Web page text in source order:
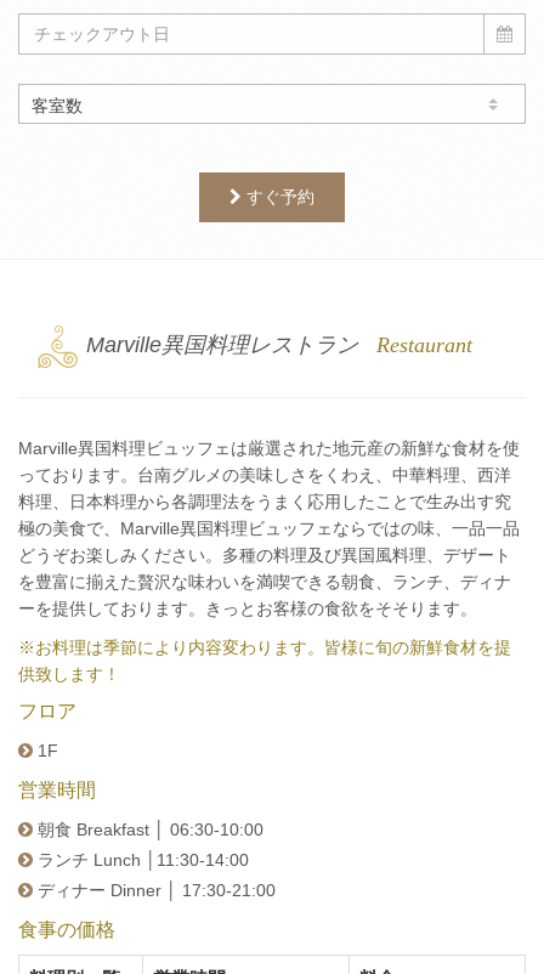
すぐ予約
3 Marville異国料理レストラン Restaurant
Marville異国料理ビュッフェは厳選された地元産の新鮮な食材を使
っております。台南グルメの美味しさをくわえ、中華料理、西洋
料理、日本料理から各調理法をうまく応用したことで生み出す究
極の美食で、Marville異国料理ビュッフェならではの味、一品一品
どうぞお楽しみください。多種の料理及び異国風料理、デザート
を豊富に揃えた贅沢な味わいを満喫できる朝食、ランチ、ディナ
ーを提供しております。きっとお客様の食欲をそそります。
※お料理は季節により内容変わります。皆様に旬の新鮮食材を提
供致します！
フロア
1F
営業時間
朝食 Breakfast │ 06:30-10:00
ランチ Lunch │11:30-14:00
ディナー Dinner │ 17:30-21:00
食事の価格